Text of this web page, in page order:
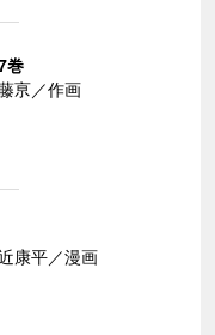
巻
亰／作画
康平／漫画